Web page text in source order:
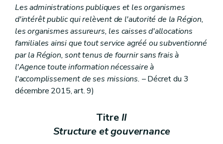
Sous-section 2 Sanction
Art. 107
Art. 108
Art. 109
Section 2 Dispositions pénales spécifiques
Section (...)
Art. 110
Art. 111
Sous-section 1re
Maison d'accueil, maisons de vie communautaire et maisons d'hébergement de type familial
Art. 112
Subventionnement et programmation des maisons d'accueil et des maisons de vie communautaire
Section 1
Programmation
Art. 114
Les administrations publiques et les organismes
d'intérêt public qui relèvent de l'autorité de la Région,
les organismes assureurs, les caisses d'allocations
familiales ainsi que tout service agréé ou subventionné
par la Région, sont tenus de fournir sans frais à
l'Agence toute information nécessaire à
l'accomplissement de ses missions. – Décret du 3
décembre 2015, art. 9)
TitreII
Structure et gouvernance